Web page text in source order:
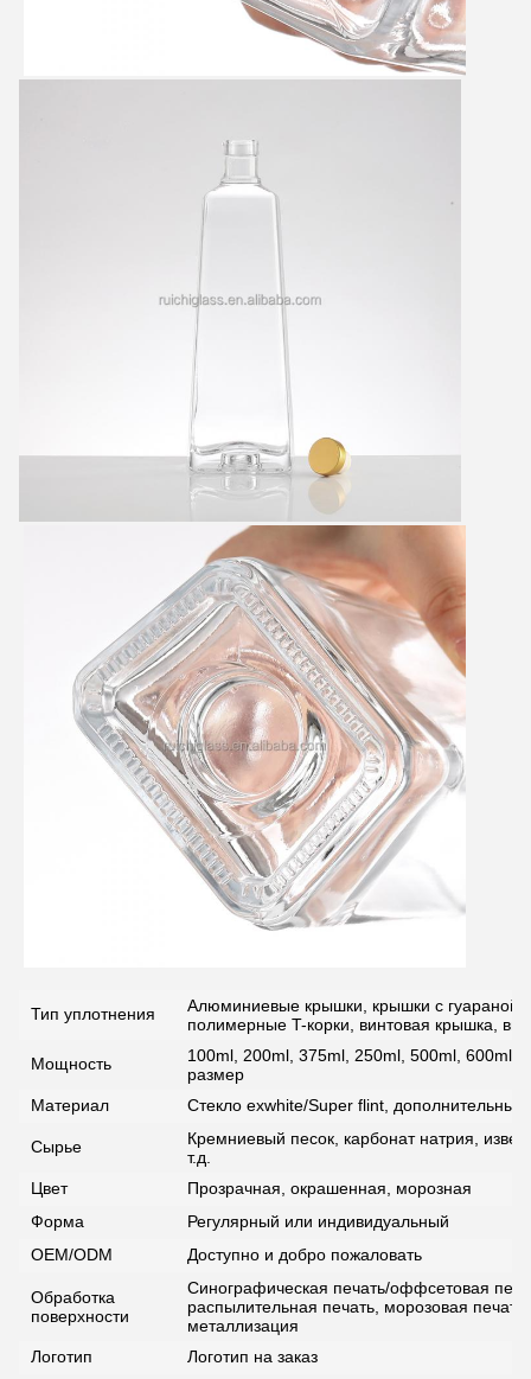
Тип уплотнения
Алюминиевые крышки, крышки с гуараной,
полимерные T-корки, винтовая крышка,
Мощность
100ml, 200ml, 375ml, 250ml, 500ml, 600ml,
размер
Материал
Стекло exwhite/Super flint,
Сырье
Кремниевый песок, карбонат натрия,
т.д.
Цвет
Прозрачная, окрашенная, морозная
Форма
Регулярный или индивидуальный
OEM/ODM
Доступно и добро пожаловать
Обработка
поверхности
Синографическая печать/оффсетовая
распылительная печать, морозовая
металлизация
Логотип
Логотип на заказ